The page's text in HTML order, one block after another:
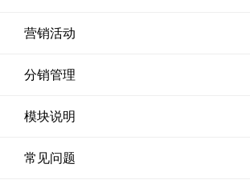
营销活动
分销管理
模块说明
常见问题